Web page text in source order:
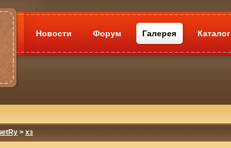
Новости Форум Галерея Каталог
> хз